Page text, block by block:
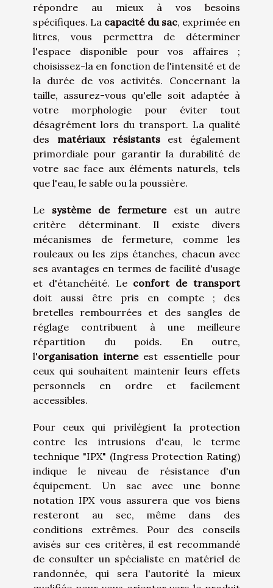
répondre au mieux à vos besoins
spécifiques. La capacité du sac, exprimée en
litres, vous permettra de déterminer
l'espace disponible pour vos affaires ;
choisissez-la en fonction de l'intensité et de
la durée de vos activités. Concernant la
taille, assurez-vous qu'elle soit adaptée à
votre morphologie pour éviter tout
désagrément lors du transport. La qualité
des matériaux résistantsest également
primordiale pour garantir la durabilité de
votre sac face aux éléments naturels, tels
que l'eau, le sable ou la poussière.
Le système de fermetureest un autre
critère déterminant. Il existe divers
mécanismes de fermeture, comme les
rouleaux ou les zips étanches, chacun avec
ses avantages en termes de facilité d'usage
et d'étanchéité. Le confort de transport
doit aussi être pris en compte ; des
bretelles rembourrées et des sangles de
réglage contribuent à une meilleure
répartition du poids. En outre,
l'organisation interneest essentielle pour
ceux qui souhaitent maintenir leurs effets
personnels en ordre et facilement
accessibles.
Pour ceux qui privilégient la protection
contre les intrusions d'eau, le terme
technique "IPX" (Ingress Protection Rating)
indique le niveau de résistance d'un
équipement. Un sac avec une bonne
notation IPX vous assurera que vos biens
resteront au sec, même dans des
conditions extrêmes. Pour des conseils
avisés sur ces critères, il est recommandé
de consulter un spécialiste en matériel de
randonnée, qui sera l'autorité la mieux